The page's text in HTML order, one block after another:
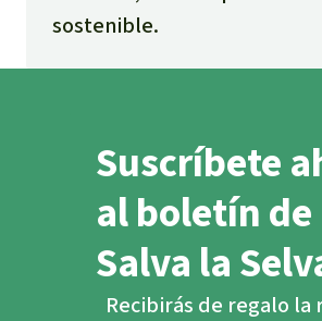
sostenible.
Suscríbete
al boletín de
Salva la
Recibirás de regalo la